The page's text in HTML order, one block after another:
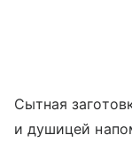
Сытная
и душицей